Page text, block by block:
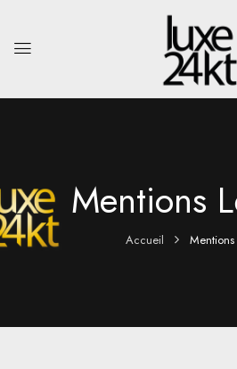
Mentions
Accueil